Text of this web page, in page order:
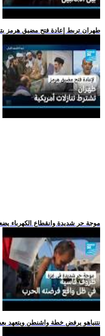
.. طهران تربط إعادة فتح مضيق هرمز
.. موجة حر شديدة وانقطاع
.. نتنياهو يرفض خطة واشنطن ويتعهد